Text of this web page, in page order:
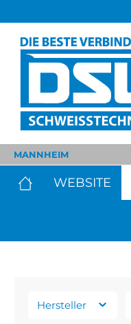
MANNHEIM
WEBSITE
Hersteller